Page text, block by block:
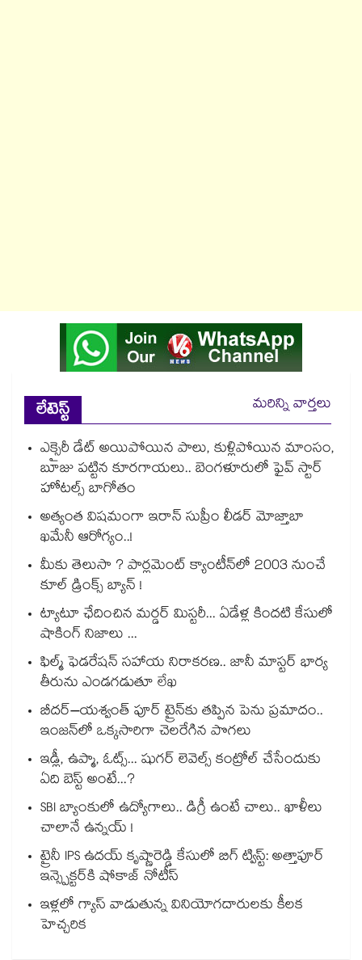
లేటెస్ట్
మరిన్ని వార్తలు
ఎక్సైరీ డేట్ అయిపోయిన పాలు, కుళ్లిపోయిన మాంసం,
బూజు పట్టిన కూరగాయలు.. బెంగళూరులో ఫైవ్ స్టార్
హోటల్స్ బాగోతం
అత్యంత విషమంగా ఇరాన్ సుప్రీం లీడర్ మోజ్తాబా
ఖమేనీ ఆరోగ్యం..!
మీకు తెలుసా ? పార్లమెంట్ క్యాంటీన్⁪లో 2003 నుంచే
కూల్ డ్రింక్స్ బ్యాన్ !
ట్యాటూ ఛేదించిన మర్డర్ మిస్టరీ... ఏడేళ్ల కిందటి కేసులో
షాకింగ్ నిజాలు ...
ఫిల్మ్ ఫెడరేషన్ సహాయ నిరాకరణ.. జానీ మాస్టర్ భార్య
తీరును ఎండగడుతూ లేఖ
బీదర్–యశ్వంత్ పూర్ ట్రైన్‎కు తప్పిన పెను ప్రమాదం..
ఇంజన్‎లో ఒక్కసారిగా చెలరేగిన పొగలు
ఇడ్లీ, ఉప్మా, ఓట్స్... షుగర్ లెవెల్స్ కంట్రోల్ చేసేందుకు
ఏది బెస్ట్ అంటే...?
SBI బ్యాంకులో ఉద్యోగాలు.. డిగ్రీ ఉంటే చాలు.. ఖాళీలు
చాలానే ఉన్నయ్ !
ట్రైనీ IPS ఉదయ్ కృష్ణారెడ్డి కేసులో బిగ్ ట్విస్ట్: అత్తాపూర్
ఇన్స్పెక్టర్‎కి షోకాజ్ నోటీస్
ఇళ్లలో గ్యాస్ వాడుతున్న వినియోగదారులకు కీలక
హెచ్చరిక